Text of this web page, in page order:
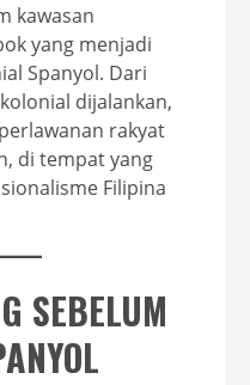
kawasan
yang menjadi
Spanyol. Dari
dijalankan,
rakyat
di tempat yang
Filipina
SEBELUM